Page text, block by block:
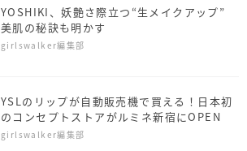
YOSHIKI、妖艶さ際立つ“生メイクアップ”
美肌の秘訣も明かす
girlswalker編集部
YSLのリップが自動販売機で買える！日本初
のコンセプトストアがルミネ新宿にOPEN
girlswalker編集部